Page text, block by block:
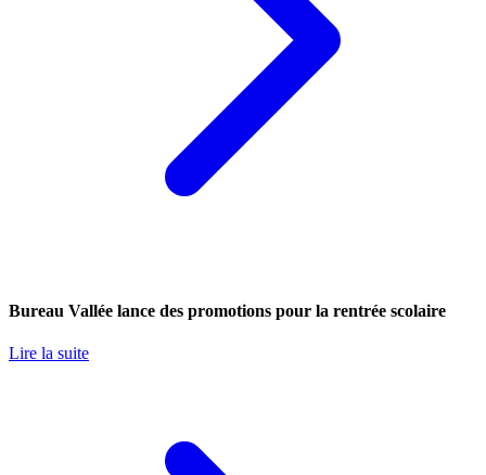
Bureau Vallée lance des promotions pour la rentrée scolaire
Lire la suite